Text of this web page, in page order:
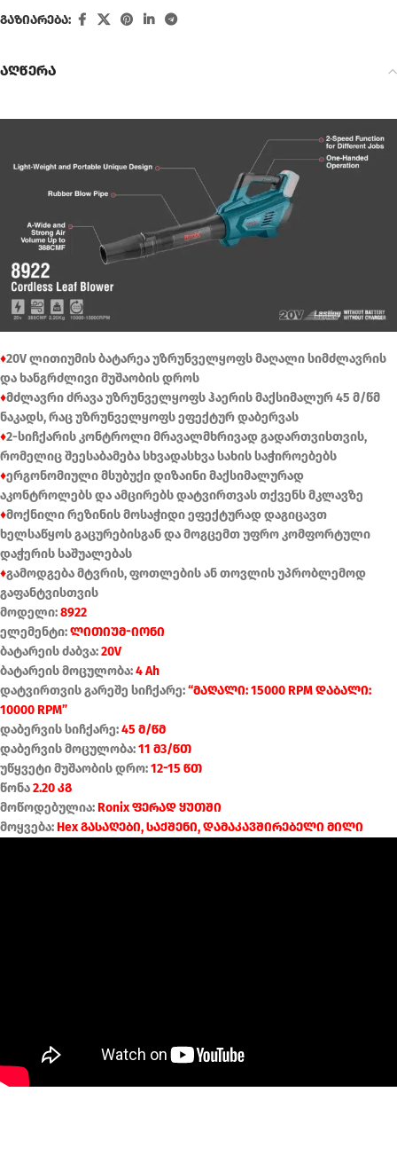
გაზიარება:
აღწერა
♦20V ლითიუმის ბატარეა უზრუნველყოფს მაღალი სიმძლავრის
და ხანგრძლივი მუშაობის დროს
♦მძლავრი ძრავა უზრუნველყოფს ჰაერის მაქსიმალურ 45 მ/წმ
ნაკადს, რაც უზრუნველყოფს ეფექტურ დაბერვას
♦2-სიჩქარის კონტროლი მრავალმხრივად გადართვისთვის,
რომელიც შეესაბამება სხვადასხვა სახის საჭიროებებს
♦ერგონომიული მსუბუქი დიზაინი მაქსიმალურად
აკონტროლებს და ამცირებს დატვირთვას თქვენს მკლავზე
♦მოქნილი რეზინის მოსაჭიდი ეფექტურად დაგიცავთ
ხელსაწყოს გაცურებისგან და მოგცემთ უფრო კომფორტული
დაჭერის საშუალებას
♦გამოდგება მტვრის, ფოთლების ან თოვლის უპრობლემოდ
გაფანტვისთვის
მოდელი:8922
ელემენტი:ლითიუმ-იონი
ბატარეის ძაბვა:20V
ბატარეის მოცულობა:4 Ah
დატვირთვის გარეშე სიჩქარე:“მაღალი: 15000 RPM დაბალი:
10000 RPM”
დაბერვის სიჩქარე:45 მ/წმ
დაბერვის მოცულობა:11 მ3/წთ
უწყვეტი მუშაობის დრო:12-15 წთ
წონა2.20 კგ
მოწოდებულია:Ronix ფერად ყუთში
მოყვება:Hex გასაღები, საქშენი, დამაკავშირებელი მილი